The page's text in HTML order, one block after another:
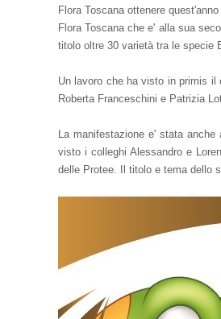
Flora Toscana ottenere
Flora Toscana che e' alla sua
titolo oltre 30 varietà tra le specie
Un lavoro che ha visto in primis il
Roberta Franceschini e Patrizia
La manifestazione e' stata
visto i colleghi Alessandro e
delle Protee. Il titolo e tema dello